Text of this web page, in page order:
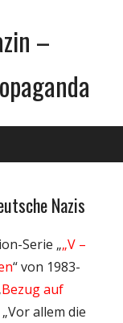
–
Nazis
Serie „„V –
“ von 1983-
Bezug auf
„Vor allem die